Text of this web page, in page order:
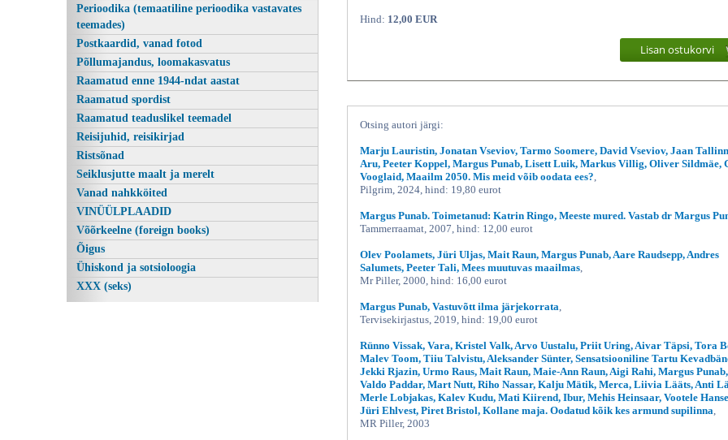
Perioodika (temaatiline perioodika vastavates
teemades)
Postkaardid, vanad fotod
Põllumajandus, loomakasvatus
Raamatud enne 1944-ndat aastat
Raamatud spordist
Raamatud teaduslikel teemadel
Reisijuhid, reisikirjad
Ristsõnad
Seiklusjutte maalt ja merelt
Vanad nahkköited
VINÜÜLPLAADID
Võõrkeelne (foreign books)
Õigus
Ühiskond ja sotsioloogia
XXX (seks)
Hind: 12,00 EUR
Lisan ostukorvi
Otsing autori järgi:
Marju Lauristin, Jonatan Vseviov, Tarmo Soomere, David Vseviov, Jaan
Aru, Peeter Koppel, Margus Punab, Lisett Luik, Markus Villig, Oliver Sildmäe,
Vooglaid, Maailm 2050. Mis meid võib oodata ees?
Pilgrim, 2024, hind: 19,80 eurot
Margus Punab. Toimetanud: Katrin Ringo, Meeste mured. Vastab dr Margus
Tammerraamat, 2007, hind: 12,00 eurot
Olev Poolamets, Jüri Uljas, Mait Raun, Margus Punab, Aare Raudsepp, Andres
Salumets, Peeter Tali, Mees muutuvas maailmas
Mr Piller, 2000, hind: 16,00 eurot
Margus Punab, Vastuvõtt ilma järjekorrata
Tervisekirjastus, 2019, hind: 19,00 eurot
Rünno Vissak, Vara, Kristel Valk, Arvo Uustalu, Priit Uring, Aivar Täpsi, Tora
Malev Toom, Tiiu Talvistu, Aleksander Sünter, Sensatsiooniline Tartu
Jekki Rjazin, Urmo Raus, Mait Raun, Maie-Ann Raun, Aigi Rahi, Margus Punab,
Valdo Paddar, Mart Nutt, Riho Nassar, Kalju Mätik, Merca, Liivia Lääts, Anti
Merle Lobjakas, Kalev Kudu, Mati Kiirend, Ibur, Mehis Heinsaar, Vootele
Jüri Ehlvest, Piret Bristol, Kollane maja. Oodatud kõik kes armund supilinna
MR Piller, 2003